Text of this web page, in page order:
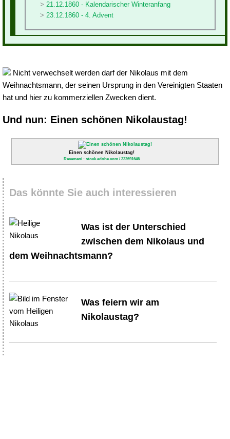
21.12.1860 - Kalendarischer Winteranfang
23.12.1860 - 4. Advent
Nicht verwechselt werden darf der Nikolaus mit dem
Weihnachtsmann, der seinen Ursprung in den Vereinigten Staaten
hat und hier zu kommerziellen Zwecken dient.
Und nun: Einen schönen Nikolaustag!
Einen schönen Nikolaustag!
Racamani - stock.adobe.com / 222691646
Das könnte Sie auch interessieren
Was ist der Unterschied
zwischen dem Nikolaus und
dem Weihnachtsmann?
Was feiern wir am
Nikolaustag?